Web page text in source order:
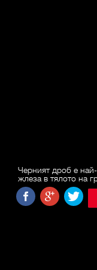
Черният дроб е
жлеза в тялото на